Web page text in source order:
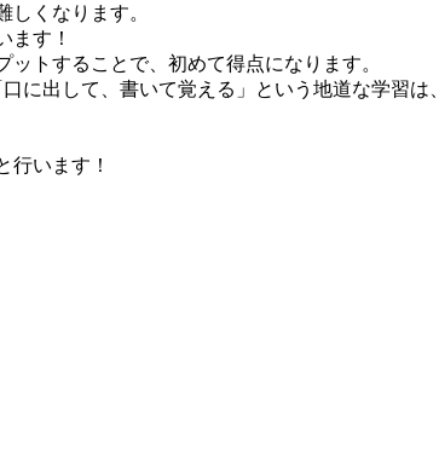
くなります。
ます！
トすることで、初めて得点になります。
に出して、書いて覚える」という地道な学習は
行います！